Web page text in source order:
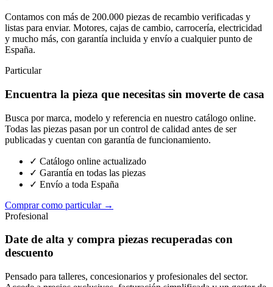
Contamos con más de 200.000 piezas de recambio verificadas y
listas para enviar. Motores, cajas de cambio, carrocería, electricidad
y mucho más, con garantía incluida y envío a cualquier punto de
España.
Particular
Encuentra la pieza que necesitas sin moverte de casa
Busca por marca, modelo y referencia en nuestro catálogo online.
Todas las piezas pasan por un control de calidad antes de ser
publicadas y cuentan con garantía de funcionamiento.
✓ Catálogo online actualizado
✓ Garantía en todas las piezas
✓ Envío a toda España
Comprar como particular →
Profesional
Date de alta y compra piezas recuperadas con
descuento
Pensado para talleres, concesionarios y profesionales del sector.